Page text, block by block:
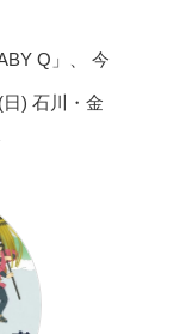
Q」、 今
) 石川・金